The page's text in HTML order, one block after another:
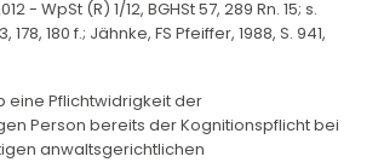
- WpSt (R) 1/12, BGHSt 57, 289 Rn. 15; s.
178, 180 f.; Jähnke, FS Pfeiffer, 1988, S. 941,
eine Pflichtwidrigkeit der
Person bereits der Kognitionspflicht bei
anwaltsgerichtlichen